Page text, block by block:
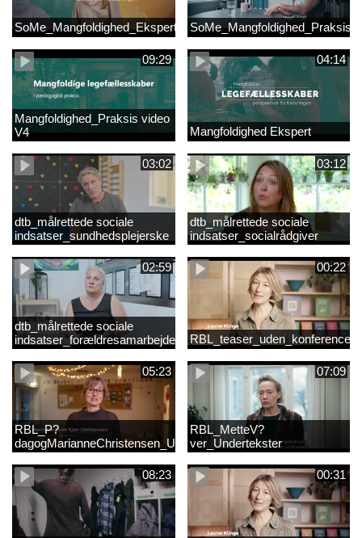
SoMe_Mangfoldighed_Ekspert SoMe_Mangfoldighed_Praksis
09:29
Mangfoldighed_Praksis video
V4
04:14
Mangfoldighed Ekspert
03:02
dtb_målrettede sociale
indsatser_sundhedsplejerske
(Original).mp4
03:12
dtb_målrettede sociale
indsatser_socialrådgiver
(Original).mp4
02:59
dtb_målrettede sociale
indsatser_forældresamarbejde
(Original).mp4
00:22
05:23
RBL_P?
dagogMarianneChristensen_Undertekst
07:09
RBL_MetteV?
ver_Undertekster
08:23 00:31